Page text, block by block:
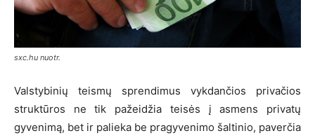
sxc.hu nuotr.
Valstybinių teismų sprendimus vykdančios privačios
struktūros ne tik pažeidžia teisės į asmens privatų
gyvenimą, bet ir palieka be pragyvenimo šaltinio, paverčia